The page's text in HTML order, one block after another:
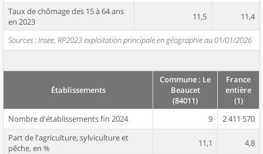
Taux de chômage des 15 à 64 ans
en 2023
11,5 11,4
Sources : Insee, RP2023 exploitation principale en géographie au 01/01/2026
Établissements
Commune : Le
Beaucet
(84011)
France
entière
(1)
Nombre d'établissements fin 2024
9
2 411 570
Part de l'agriculture, sylviculture et
pêche, en %
11,1 4,8